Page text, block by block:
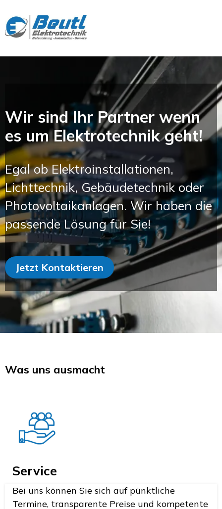
Wir sind Ihr Partner wenn
es um Elektrotechnik geht!
Egal ob Elektroinstallationen,
Lichttechnik, Gebäudetechnik oder
Photovoltaikanlagen. Wir haben die
passende Lösung für Sie!
Jetzt Kontaktieren
Was uns ausmacht
Service
Bei uns können Sie sich auf pünktliche
Termine, transparente Preise und kompetente